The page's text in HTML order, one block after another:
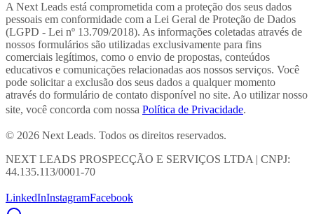
A Next Leads está comprometida com a proteção dos seus dados
pessoais em conformidade com a Lei Geral de Proteção de Dados
(LGPD - Lei nº 13.709/2018). As informações coletadas através de
nossos formulários são utilizadas exclusivamente para fins
comerciais legítimos, como o envio de propostas, conteúdos
educativos e comunicações relacionadas aos nossos serviços. Você
pode solicitar a exclusão dos seus dados a qualquer momento
através do formulário de contato disponível no site. Ao utilizar nosso
site, você concorda com nossa Política de Privacidade.
© 2026 Next Leads. Todos os direitos reservados.
NEXT LEADS PROSPECÇÃO E SERVIÇOS LTDA | CNPJ:
44.135.113/0001-70
LinkedInInstagramFacebook